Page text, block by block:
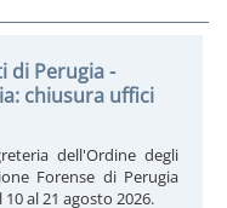
di Perugia -
chiusura uffici
dell'Ordine degli
Forense di Perugia
al 21 agosto 2026.